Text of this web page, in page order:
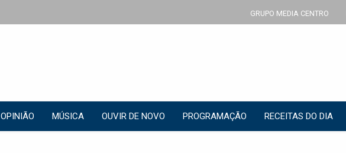
GRUPO MEDIA CENTRO
OPINIÃO MÚSICA OUVIR DE NOVO PROGRAMAÇÃO RECEITAS DO DIA